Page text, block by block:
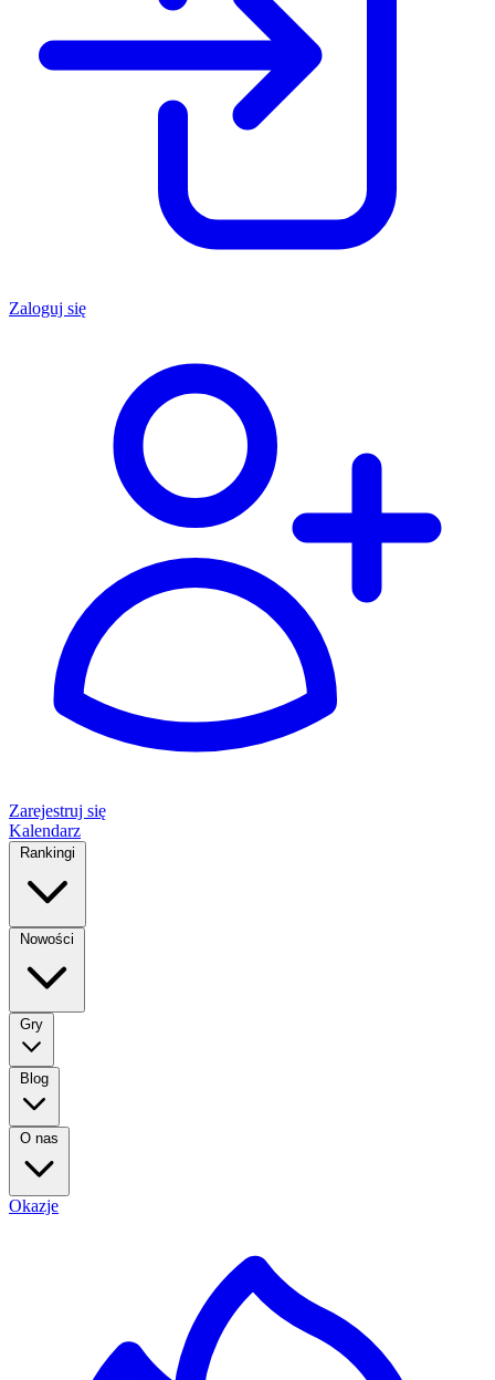
Zaloguj się
Zarejestruj się
Kalendarz
Rankingi
Nowości
Gry
Blog
O nas
Okazje